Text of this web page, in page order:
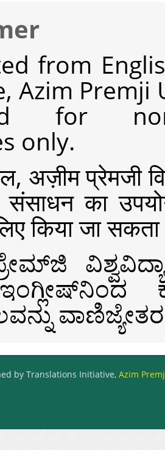
from
Azim Premji
for non-
only.
अज़ीम प्रेमजी
का
किया जा
by Translations Initiative, Azim